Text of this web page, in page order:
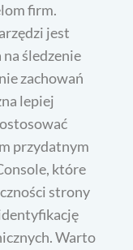
firm.
jest
śledzenie
zachowań
lepiej
przydatnym
które
strony
Warto